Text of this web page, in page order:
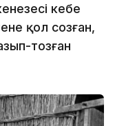
кебе
қол созған,
тозған